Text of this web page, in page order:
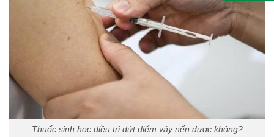
Thuốc sinh học điều trị dứt điểm vảy nến được không?